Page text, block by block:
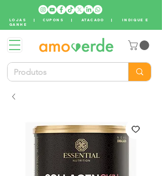
LOJAS | CUPONS |ATACADO | INDIQUE E
GANHE